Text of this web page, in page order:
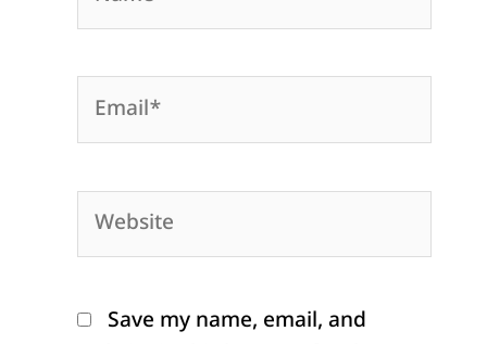
Email*
Website
Save my name, email, and